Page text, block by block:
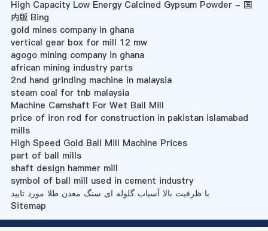
High Capacity Low Energy Calcined Gypsum Powder - 国
内版 Bing
gold mines company in ghana
vertical gear box for mill 12 mw
agogo mining company in ghana
african mining industry parts
2nd hand grinding machine in malaysia
steam coal for tnb malaysia
Machine Camshaft For Wet Ball Mill
price of iron rod for construction in pakistan islamabad
mills
High Speed Gold Ball Mill Machine Prices
part of ball mills
shaft design hammer mill
symbol of ball mill used in cement industry
با ظرفیت بالا آسیاب گلوله ای سنگ معدن طلا مورد تایید
Sitemap